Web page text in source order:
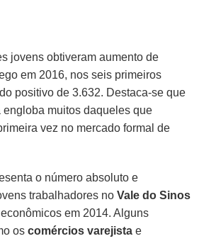
jovens obtiveram aumento de
em 2016, nos seis primeiros
positivo de 3.632. Destaca-se que
engloba muitos daqueles que
vez no mercado formal de
o número absoluto e
trabalhadores noVale do Sinos
em 2014. Alguns
oscomércios varejista e